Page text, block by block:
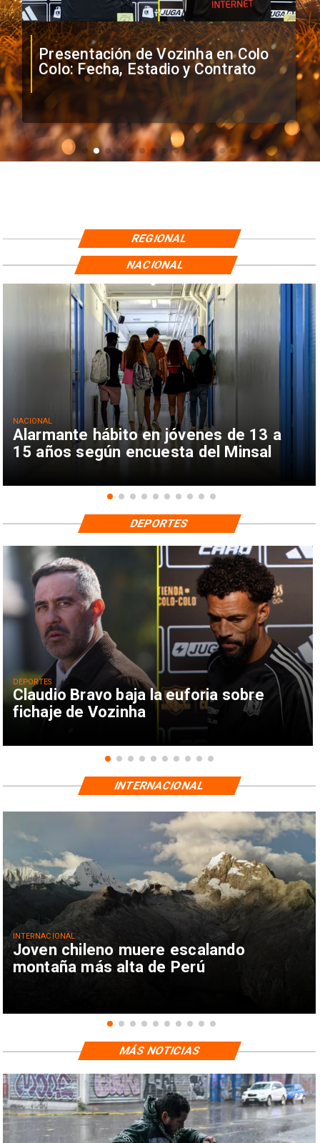
Presentación de Vozinha en Colo
Colo: Fecha, Estadio y Contrato
REGIONAL
Alarmante hábito en jóvenes de 13 a
15 años según encuesta del Minsal
NACIONAL
NACIONAL
Claudio Bravo baja la euforia sobre
fichaje de Vozinha
DEPORTES
DEPORTES
Joven chileno muere escalando
montaña más alta de Perú
INTERNACIONAL
INTERNACIONAL
MÁS NOTICIAS